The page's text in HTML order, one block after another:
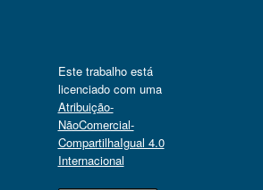
Este trabalho está
licenciado com uma
Atribuição-
NãoComercial-
CompartilhaIgual 4.0
Internacional